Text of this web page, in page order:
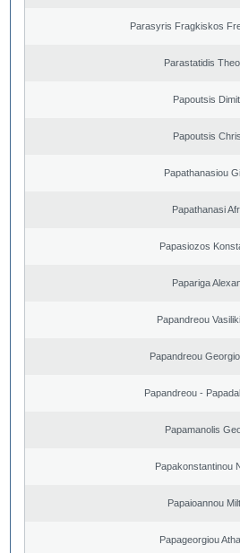
Parasyris Fragkiskos
Parastatidis
Papoutsis
Papoutsis
Papathanasiou
Papathanasi
Papasiozos
Papariga
Papandreou
Papandreou
Papandreou -
Papamanolis
Papakonstantinou
Papaioannou
Papageorgiou